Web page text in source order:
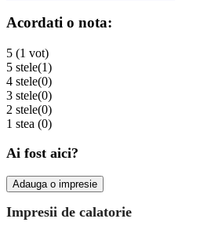
Acordati o nota:
5 (1 vot)
5 stele(1)
4 stele(0)
3 stele(0)
2 stele(0)
1 stea (0)
Ai fost aici?
Adauga o impresie
Impresii de calatorie